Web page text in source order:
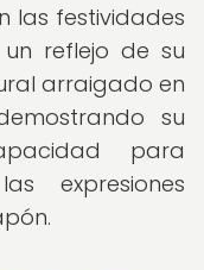
las festividades
reflejo de su
arraigado en
su
para
expresiones